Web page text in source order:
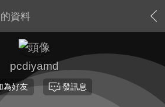
資料
pcdiyamd
為好友 發訊息